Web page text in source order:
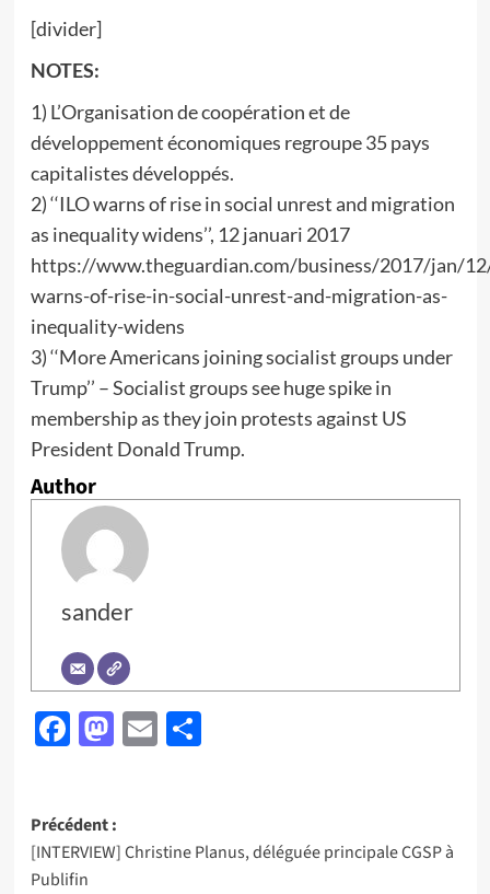
[divider]
NOTES:
1) L’Organisation de coopération et de
développement économiques regroupe 35 pays
capitalistes développés.
2) ‘‘ILO warns of rise in social unrest and migration
as inequality widens’’, 12 januari 2017
https://www.theguardian.com/business/2017/jan/
warns-of-rise-in-social-unrest-and-migration-as-
inequality-widens
3) ‘‘More Americans joining socialist groups under
Trump’’ – Socialist groups see huge spike in
membership as they join protests against US
President Donald Trump.
Author
sander
Facebook
Mastodon
EmailPartager
Navigation
d’article
Précédent :
[INTERVIEW] Christine Planus, déléguée principale CGSP à
Publifin